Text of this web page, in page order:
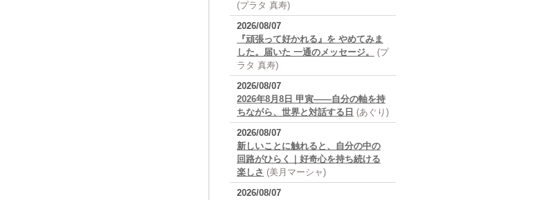
(プラタ 真寿)
2026/08/07
『頑張って好かれる』を やめてみま
した。届いた 一通のメッセージ。
(プ
ラタ 真寿)
2026/08/07
2026年8月8日 甲寅――自分の軸を持
ちながら、世界と対話する日 (あぐり)
2026/08/07
新しいことに触れると、自分の中の
回路がひらく｜好奇心を持ち続ける
楽しさ (美月マーシャ)
2026/08/07